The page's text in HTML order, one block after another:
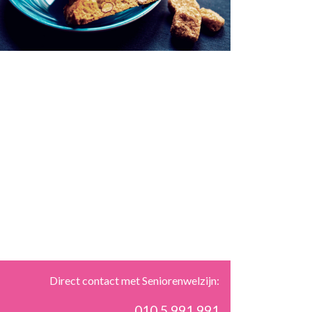
Direct contact met Seniorenwelzijn: